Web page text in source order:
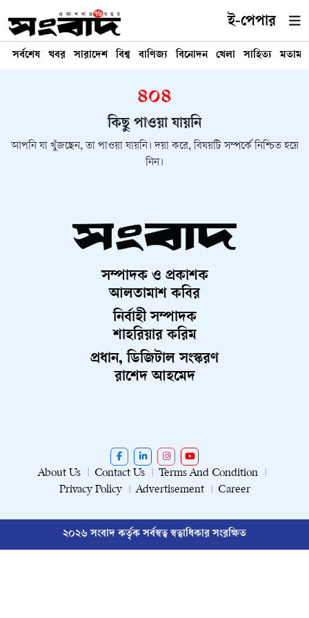
ই-পেপার
সর্বশেষ খবর সারাদেশ বিশ্ব বাণিজ্য বিনোদন খেলা সাহিত্য মতামত
৪০৪
কিছু পাওয়া যায়নি
আপনি যা খুঁজছেন, তা পাওয়া যায়নি। দয়া করে, বিষয়টি সম্পর্কে নিশ্চিত হয়ে
নিন।
সম্পাদক ও প্রকাশক
আলতামাশ কবির
নির্বাহী সম্পাদক
শাহরিয়ার করিম
প্রধান, ডিজিটাল সংস্করণ
রাশেদ আহমেদ
About Us Contact Us
Terms And Condition
Privacy Policy
Advertisement Career
২০২৬ সংবাদ কর্তৃক সর্বস্বত্ব স্বত্বাধিকার সংরক্ষিত